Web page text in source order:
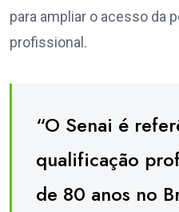
para ampliar o acesso da
profissional.
“O Senai é
qualificação
de 80 anos no